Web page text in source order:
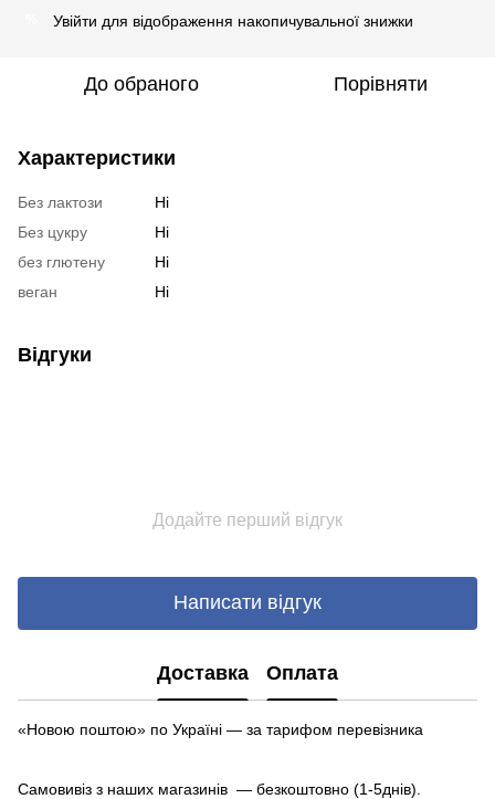
Увійти для відображення накопичувальної знижки
До обраного Порівняти
Характеристики
Без лактози
Ні
Без цукру
Ні
без глютену
Ні
веган
Ні
Відгуки
Додайте перший відгук
Написати відгук
Доставка Оплата
«Новою поштою» по Україні — за тарифом перевізника
Самовивіз з наших магазинів — безкоштовно (1-5днів).